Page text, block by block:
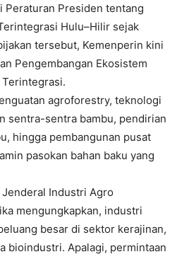
Peraturan Presiden tentang
Hulu–Hilir sejak
tersebut, Kemenperin kini
Pengembangan Ekosistem
agroforestry, teknologi
sentra-sentra bambu, pendirian
hingga pembangunan pusat
pasokan bahan baku yang
Industri Agro
mengungkapkan, industri
besar di sektor kerajinan,
bioindustri. Apalagi, permintaan